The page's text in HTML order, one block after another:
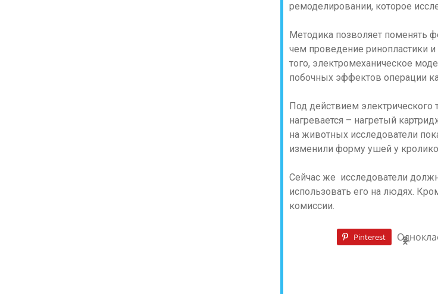
ремоделировании, которое
Методика позволяет поменять
чем проведение ринопластики
того, электромеханическое
побочных эффектов операции
Под действием электрического
нагревается – нагретый
на животных исследователи
изменили форму ушей у
Сейчас же исследователи
использовать его на людях.
комиссии.
Pinterest